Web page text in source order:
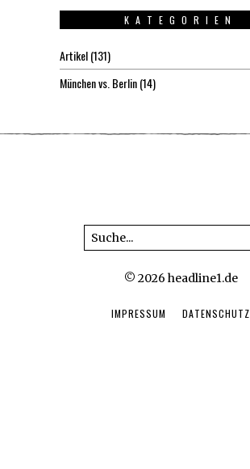
KATEGORIEN
Artikel(131)
München vs. Berlin(14)
© 2026 headline1.de
IMPRESSUM DATENSCHUTZ